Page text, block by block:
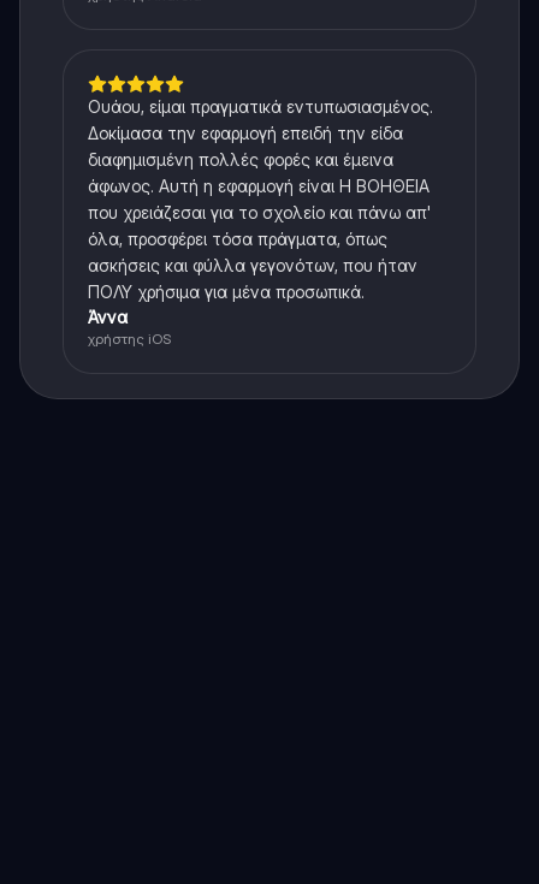
Ουάου, είμαι πραγματικά εντυπωσιασμένος.
Δοκίμασα την εφαρμογή επειδή την είδα
διαφημισμένη πολλές φορές και έμεινα
άφωνος. Αυτή η εφαρμογή είναι Η ΒΟΗΘΕΙΑ
που χρειάζεσαι για το σχολείο και πάνω απ'
όλα, προσφέρει τόσα πράγματα, όπως
ασκήσεις και φύλλα γεγονότων, που ήταν
ΠΟΛΥ χρήσιμα για μένα προσωπικά.
Άννα
χρήστης iOS